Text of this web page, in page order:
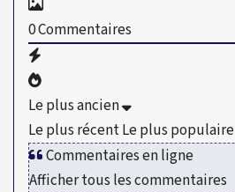
0Commentaires
Le plus ancien
Le plus récentLe plus populaire
Commentaires en ligne
Afficher tous les commentaires